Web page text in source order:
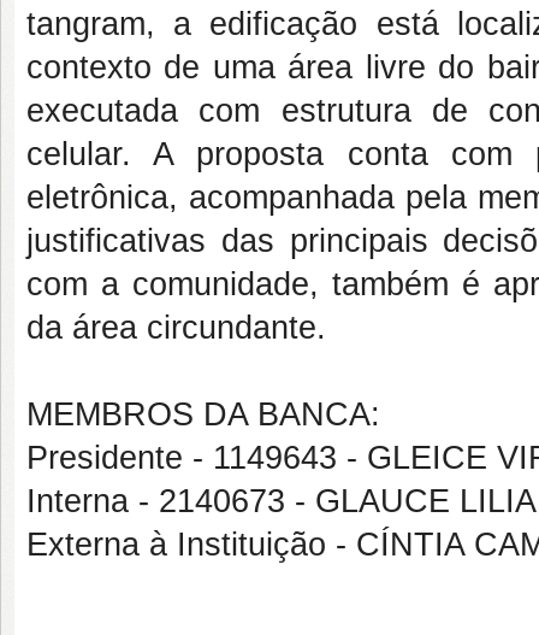
tangram, a edificação está
contexto de uma área livre do
executada com estrutura de
celular. A proposta conta com
eletrônica, acompanhada pela
justificativas das principais
com a comunidade, também é
da área circundante.
MEMBROS DA BANCA:
Presidente - 1149643 - GLEICE
Interna - 2140673 - GLAUCE
Externa à Instituição - CÍNTIA